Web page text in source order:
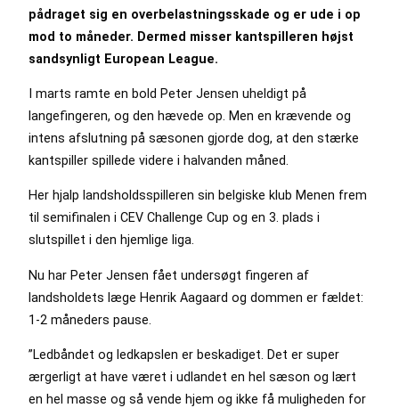
pådraget sig en overbelastningsskade og er ude i op
mod to måneder. Dermed misser kantspilleren højst
sandsynligt European League.
I marts ramte en bold Peter Jensen uheldigt på
langefingeren, og den hævede op. Men en krævende og
intens afslutning på sæsonen gjorde dog, at den stærke
kantspiller spillede videre i halvanden måned.
Her hjalp landsholdsspilleren sin belgiske klub Menen frem
til semifinalen i CEV Challenge Cup og en 3. plads i
slutspillet i den hjemlige liga.
Nu har Peter Jensen fået undersøgt fingeren af
landsholdets læge Henrik Aagaard og dommen er fældet:
1-2 måneders pause.
”Ledbåndet og ledkapslen er beskadiget. Det er super
ærgerligt at have været i udlandet en hel sæson og lært
en hel masse og så vende hjem og ikke få muligheden for